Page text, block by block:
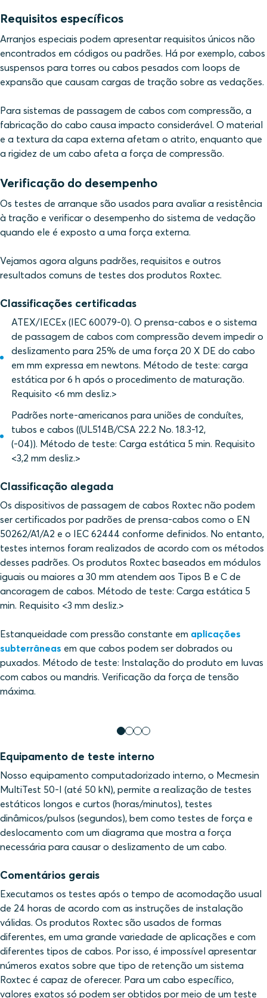
Requisitos específicos
Arranjos especiais podem apresentar requisitos únicos não
encontrados em códigos ou padrões. Há por exemplo, cabos
suspensos para torres ou cabos pesados com loops de
expansão que causam cargas de tração sobre as vedações.
Para sistemas de passagem de cabos com compressão, a
fabricação do cabo causa impacto considerável. O material
e a textura da capa externa afetam o atrito, enquanto que
a rigidez de um cabo afeta a força de compressão.
Verificação do desempenho
Os testes de arranque são usados para avaliar a resistência
à tração e verificar o desempenho do sistema de vedação
quando ele é exposto a uma força externa.
Vejamos agora alguns padrões, requisitos e outros
resultados comuns de testes dos produtos Roxtec.
Classificações certificadas
ATEX/IECEx (IEC 60079-0). O prensa-cabos e o sistema
de passagem de cabos com compressão devem impedir o
deslizamento para 25% de uma força 20 X DE do cabo
em mm expressa em newtons. Método de teste: carga
estática por 6 h após o procedimento de maturação.
Requisito <6 mm desliz.>
Padrões norte-americanos para uniões de conduítes,
tubos e cabos ((UL514B/CSA 22.2 No. 18.3-12,
(-04)). Método de teste: Carga estática 5 min. Requisito
<3,2 mm desliz.>
Classificação alegada
Os dispositivos de passagem de cabos Roxtec não podem
ser certificados por padrões de prensa-cabos como o EN
50262/A1/A2 e o IEC 62444 conforme definidos. No entanto,
testes internos foram realizados de acordo com os métodos
desses padrões. Os produtos Roxtec baseados em módulos
iguais ou maiores a 30 mm atendem aos Tipos B e C de
ancoragem de cabos. Método de teste: Carga estática 5
min. Requisito <3 mm desliz.>
Estanqueidade com pressão constante em aplicações
subterrâneas em que cabos podem ser dobrados ou
puxados. Método de teste: Instalação do produto em luvas
com cabos ou mandris. Verificação da força de tensão
máxima.
Equipamento de teste interno
Nosso equipamento computadorizado interno, o Mecmesin
MultiTest 50-I (até 50 kN), permite a realização de testes
estáticos longos e curtos (horas/minutos), testes
dinâmicos/pulsos (segundos), bem como testes de força e
deslocamento com um diagrama que mostra a força
necessária para causar o deslizamento de um cabo.
Comentários gerais
Executamos os testes após o tempo de acomodação usual
de 24 horas de acordo com as instruções de instalação
válidas. Os produtos Roxtec são usados de formas
diferentes, em uma grande variedade de aplicações e com
diferentes tipos de cabos. Por isso, é impossível apresentar
números exatos sobre que tipo de retenção um sistema
Roxtec é capaz de oferecer. Para um cabo específico,
valores exatos só podem ser obtidos por meio de um teste